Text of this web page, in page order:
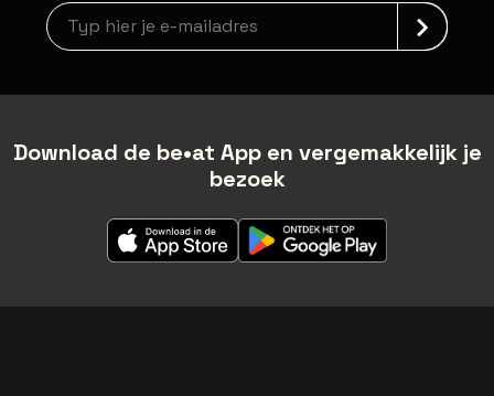
Nieuwsbrief aanmelding
Download de be•at App en vergemakkelijk je
bezoek